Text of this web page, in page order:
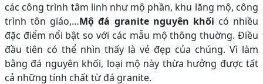
các công trình tâm linh như mộ phần, khu lăng mộ, công
trình tôn giáo,…Mộ đá granite nguyên khối có nhiều
đặc điểm nổi bật so với các mẫu mộ thông thuờng. Điều
đầu tiên có thể nhìn thấy là vẻ đẹp của chúng. Vì làm
bằng đá nguyên khối, loại mộ này thừa hưởng được tất
cả những tính chất từ đá granite.